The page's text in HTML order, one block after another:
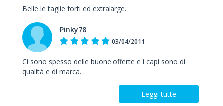
Belle le taglie forti ed extralarge.
Pinky78
03/04/2011
Ci sono spesso delle buone offerte e i capi sono di
qualità e di marca.
Leggi tutte